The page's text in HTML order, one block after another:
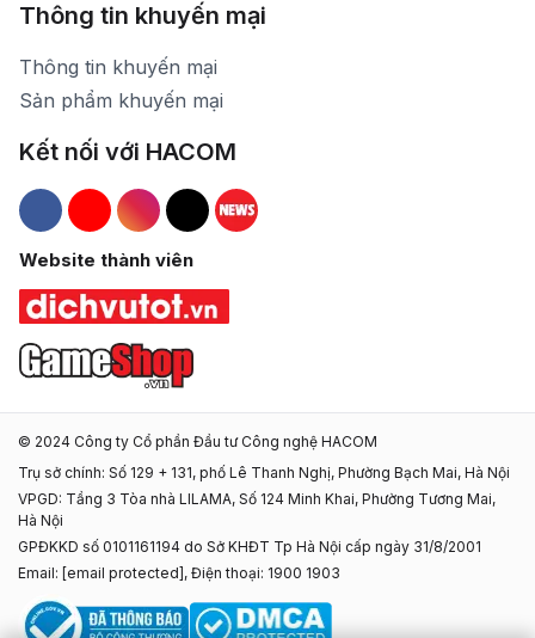
Thông tin khuyến mại
Thông tin khuyến mại
Sản phẩm khuyến mại
Kết nối với HACOM
Hacom Facebook
Hacom YouTube
Hacom Instagram
Hacom TikTok
Website thành viên
© 2024 Công ty Cổ phần Đầu tư Công nghệ HACOM
Trụ sở chính: Số 129 + 131, phố Lê Thanh Nghị, Phường Bạch Mai, Hà Nội
VPGD: Tầng 3 Tòa nhà LILAMA, Số 124 Minh Khai, Phường Tương Mai,
Hà Nội
GPĐKKD số 0101161194 do Sở KHĐT Tp Hà Nội cấp ngày 31/8/2001
Email: [email protected], Điện thoại: 1900 1903